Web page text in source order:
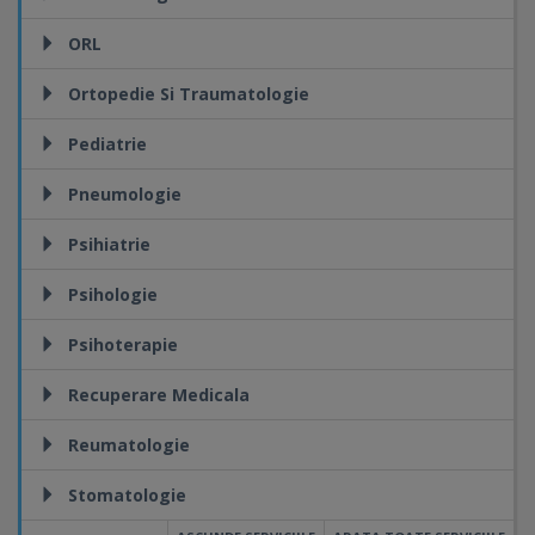
ORL
Ortopedie Si Traumatologie
Pediatrie
Pneumologie
Psihiatrie
Psihologie
Psihoterapie
Recuperare Medicala
Reumatologie
Stomatologie